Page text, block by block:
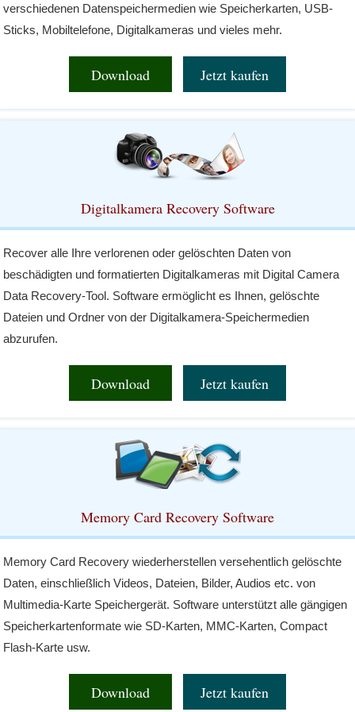
verschiedenen Datenspeichermedien wie Speicherkarten, USB-
Sticks, Mobiltelefone, Digitalkameras und vieles mehr.
Download Jetzt kaufen
Digitalkamera Recovery Software
Recover alle Ihre verlorenen oder gelöschten Daten von
beschädigten und formatierten Digitalkameras mit Digital Camera
Data Recovery-Tool. Software ermöglicht es Ihnen, gelöschte
Dateien und Ordner von der Digitalkamera-Speichermedien
abzurufen.
Download Jetzt kaufen
Memory Card Recovery Software
Memory Card Recovery wiederherstellen versehentlich gelöschte
Daten, einschließlich Videos, Dateien, Bilder, Audios etc. von
Multimedia-Karte Speichergerät. Software unterstützt alle gängigen
Speicherkartenformate wie SD-Karten, MMC-Karten, Compact
Flash-Karte usw.
Download Jetzt kaufen